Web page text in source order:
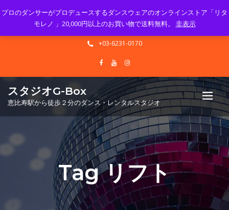
Mon - Sun 10.00 - 23.00
info@gbox-tango.com
+03-6231-0170
スタジオG-Box
恵比寿駅から徒歩２分のダンス・レンタルスタジオ
Tag リフト
プロのダンサーがプロデュースするダンスウェアのオンラインストア「リタ
モレノ 」20,000円以上のお買い物で送料無料。 非表示